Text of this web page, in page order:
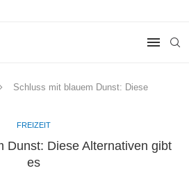
Schluss mit blauem Dunst: Diese
FREIZEIT
Dunst: Diese Alternativen gibt
es